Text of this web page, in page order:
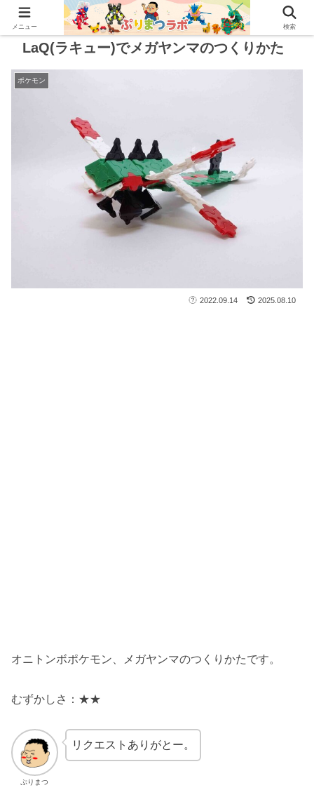
LaQ(ラキュー)でメガヤンマのつくりかた
ポケモン
2022.09.14 2025.08.10
オニトンボポケモン、メガヤンマのつくりかたです。
むずかしさ：★★
ぷりまつ
リクエストありがとー。
メニュー 検索